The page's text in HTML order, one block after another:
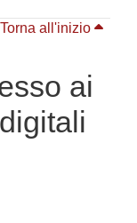
Torna all'inizio
ai